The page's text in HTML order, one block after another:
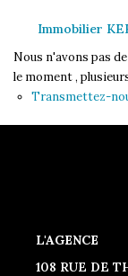
Immobilier
Nous n'avons pas
le moment ,
Transmettez-
L'AGENCE
108 RUE DE